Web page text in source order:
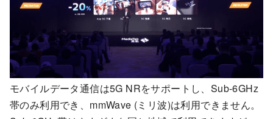
モバイルデータ通信は5G NRをサポートし、Sub-6GHz
帯のみ利用でき、mmWave (ミリ波)は利用できません。